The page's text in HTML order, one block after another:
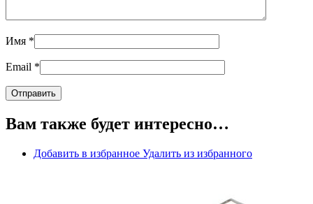
Имя *
Email *
Вам также будет интересно…
Добавить в избранное Удалить из избранного